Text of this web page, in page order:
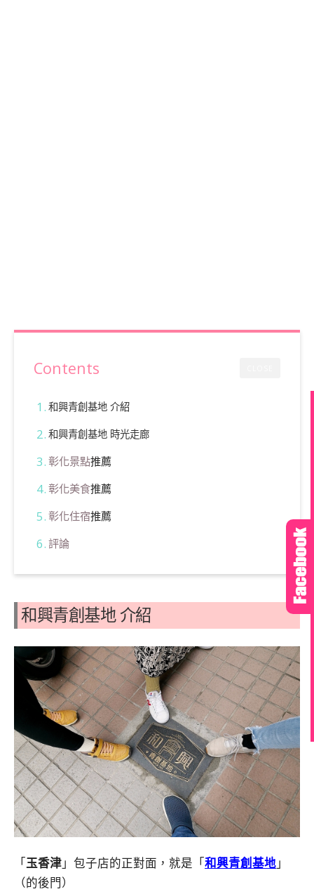
Contents
和興青創基地 介紹
和興青創基地 時光走廊
彰化景點推薦
彰化美食推薦
彰化住宿推薦
評論
和興青創基地 介紹
「玉香津」包子店的正對面，就是「和興青創基地」
（的後門）